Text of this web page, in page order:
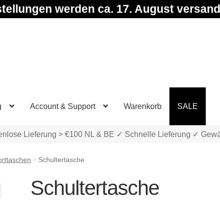
werden ca. 17. August
Account & Support Warenkorb SALE
Lieferung > €100 NL & BE ✓ Schnelle Lieferung ✓
Schultertasche
Schultertasche